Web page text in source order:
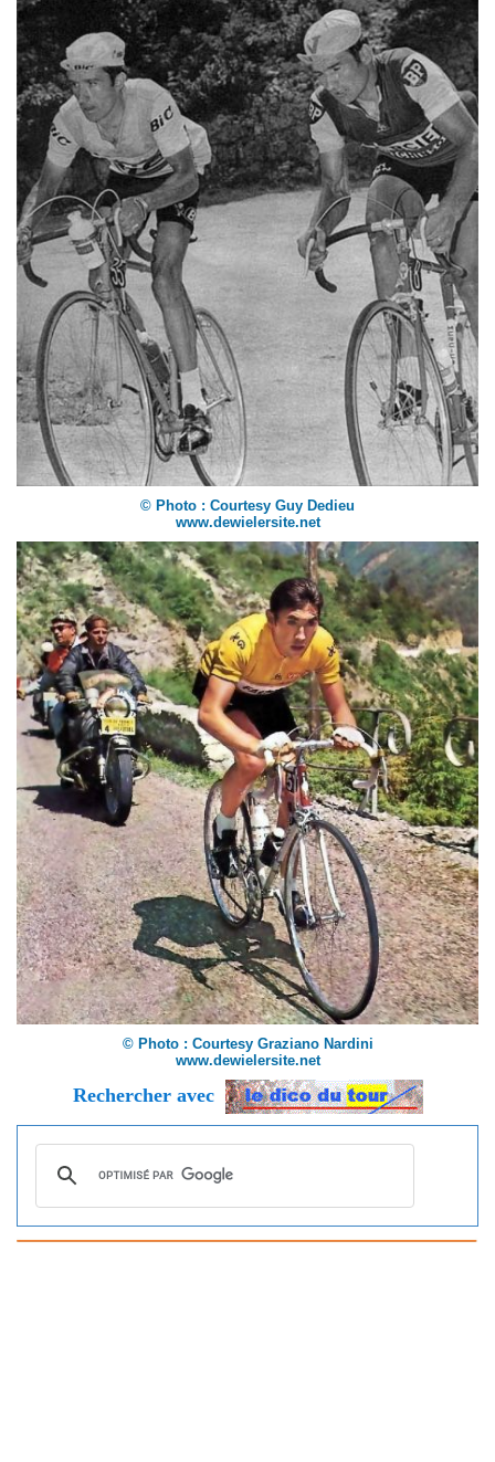
© Photo : Courtesy Guy Dedieu
www.dewielersite.net
© Photo : Courtesy Graziano Nardini
www.dewielersite.net
Rechercher avec